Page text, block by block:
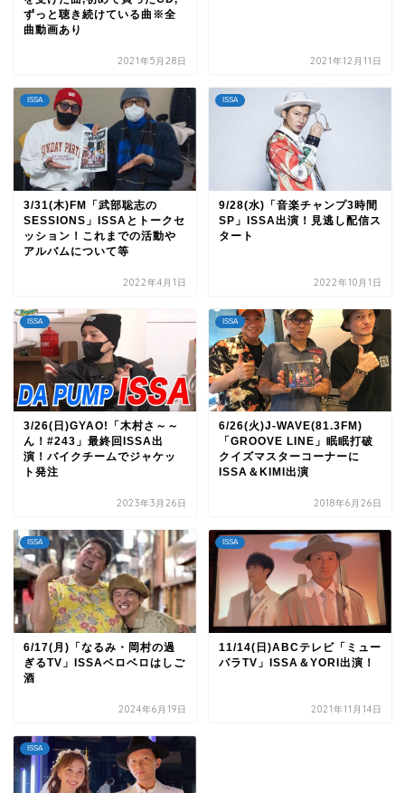
ずっと聴き続けている曲※全
曲動画あり
2021年5月28日 2021年12月11日
ISSA
3/31(木)FM「武部聡志の
SESSIONS」ISSAとトークセ
ッション！これまでの活動や
アルバムについて等
2022年4月1日
ISSA
9/28(水)「音楽チャンプ3時間
SP」ISSA出演！見逃し配信ス
タート
2022年10月1日
ISSA
3/26(日)GYAO!「木村さ～～
ん！#243」最終回ISSA出
演！バイクチームでジャケッ
ト発注
2023年3月26日
ISSA
6/26(火)J-WAVE(81.3FM)
「GROOVE LINE」眠眠打破
クイズマスターコーナーに
ISSA＆KIMI出演
2018年6月26日
ISSA
6/17(月)「なるみ・岡村の過
ぎるTV」ISSAベロベロはしご
酒
2024年6月19日
ISSA
11/14(日)ABCテレビ「ミュー
パラTV」ISSA＆YORI出演！
2021年11月14日
ISSA